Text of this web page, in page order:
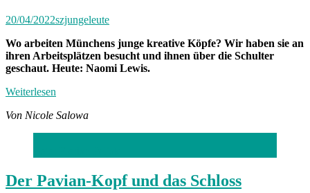
20/04/2022szjungeleute
Wo arbeiten Münchens junge kreative Köpfe? Wir haben sie an
ihren Arbeitsplätzen besucht und ihnen über die Schulter
geschaut. Heute: Naomi Lewis.
Weiterlesen
Von Nicole Salowa
Der Pavian-Kopf und das Schloss